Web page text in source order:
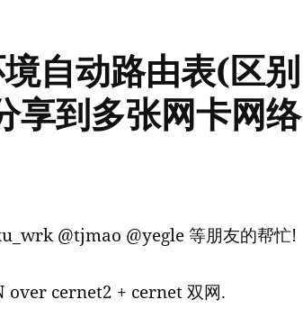
自动路由表(区别
享到多张网卡网络
@tjmao @yegle 等朋友的帮忙!
over cernet2 + cernet 双网.